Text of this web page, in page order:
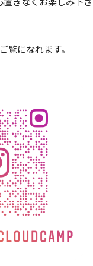
覧になれます。